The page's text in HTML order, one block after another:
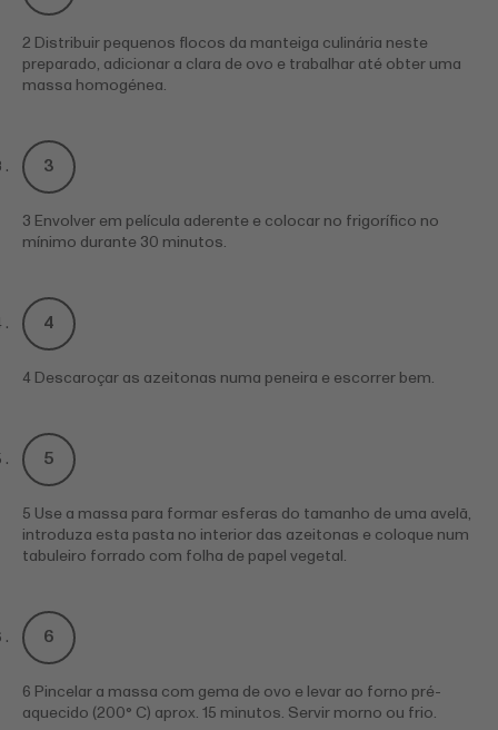
2 Distribuir pequenos flocos da manteiga culinária neste
preparado, adicionar a clara de ovo e trabalhar até obter uma
massa homogénea.
3 Envolver em película aderente e colocar no frigorífico no
mínimo durante 30 minutos.
4 Descaroçar as azeitonas numa peneira e escorrer bem.
5 Use a massa para formar esferas do tamanho de uma avelã,
introduza esta pasta no interior das azeitonas e coloque num
tabuleiro forrado com folha de papel vegetal.
6 Pincelar a massa com gema de ovo e levar ao forno pré-
aquecido (200° C) aprox. 15 minutos. Servir morno ou frio.